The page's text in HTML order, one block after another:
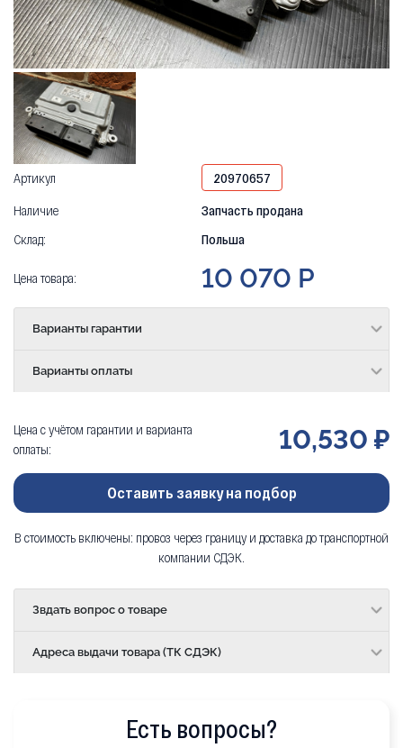
Артикул
20970657
Наличие
Запчасть продана
Склад:
Польша
Цена товара: 10 070 Р
Варианты гарантии
Варианты оплаты
Цена с учётом гарантии и варианта
оплаты:
10,530 ₽
Оставить заявку на подбор
В стоимость включены: провоз через границу и доставка до транспортной
компании СДЭК.
Звдать вопрос о товаре
Адреса выдачи товара (ТК СДЭК)
Есть вопросы?